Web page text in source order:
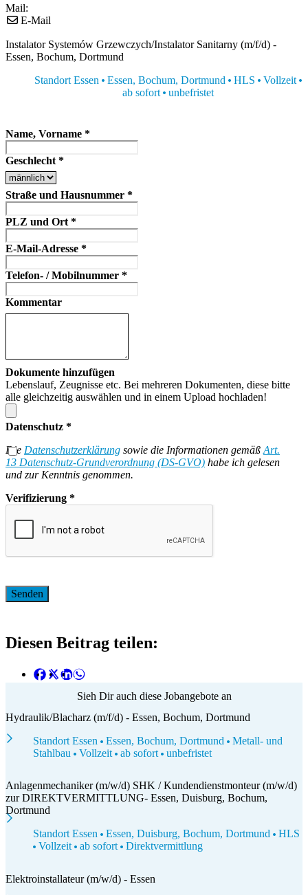
Mail:
E-Mail
Instalator Systemów Grzewczych/Instalator Sanitarny (m/f/d) -
Essen, Bochum, Dortmund
Standort Essen Essen, Bochum, Dortmund HLS Vollzeit
ab sofort unbefristet
Name, Vorname *
Geschlecht *
Straße und Hausnummer *
PLZ und Ort *
E-Mail-Adresse *
Telefon- / Mobilnummer *
Kommentar
Dokumente hinzufügen
Lebenslauf, Zeugnisse etc. Bei mehreren Dokumenten, diese bitte
alle gleichzeitig auswählen und in einem Upload hochladen!
Datenschutz *
Die Datenschutzerklärung sowie die Informationen gemäß Art.
13 Datenschutz-Grundverordnung (DS-GVO) habe ich gelesen
und zur Kenntnis genommen.
Verifizierung *
Diesen Beitrag teilen:
Sieh Dir auch diese Jobangebote an
Hydraulik/Blacharz (m/f/d) - Essen, Bochum, Dortmund
Standort Essen
Essen, Bochum, Dortmund
Metall- und
Stahlbau
Vollzeit ab sofort unbefristet
Anlagenmechaniker (m/w/d) SHK / Kundendienstmonteur (m/w/d)
zur DIREKTVERMITTLUNG- Essen, Duisburg, Bochum,
Dortmund
Standort Essen
Essen, Duisburg, Bochum, Dortmund
HLS
Vollzeit
ab sofort Direktvermittlung
Elektroinstallateur (m/w/d) - Essen